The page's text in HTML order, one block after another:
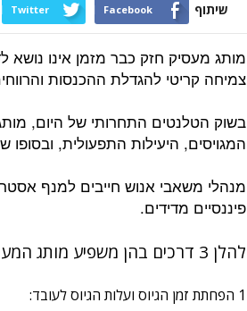
שיתוף Facebook
Twitter
מותג מעסיק חזק כבר מזמן אינו
צמיחה קריטי להגדלת ההכנסות
בשוק הטלנטים התחרותי של היום,
המגויסים, היעילות התפעולית,
מנהלי משאבי אנוש חייבים למנף
פיננסיים מדידים.
להלן 3 דרכים בהן משפיע מותג המעסיק על התוצאות העסקיות של החברה:
1 הפחתת זמן הגיוס ועלות הגיוס לעובד: